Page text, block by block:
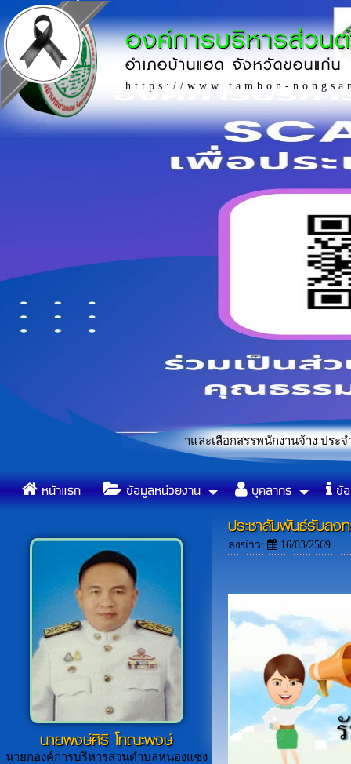
องค์การบริหารส่วน
อำเภอบ้านแฮด จังหวัดขอนแก่น
https://www.tambon-
« ข้อบัญญัติองค์การบริหารส่วน
รคัดเลือกในการสรรหาและเลือกสรรพนักงานจ้าง ประจำปีงบประมา
หน้าแรก ข้อมูลหน่วยงาน บุคลากร ข้อ
นายพงษ์ศิริ โทณะพงษ์
นายกองค์การบริหารส่วนตำบลหนองแซง
ประชาสัมพันธ์รับลง
ลงข่าว: 16/03/2569